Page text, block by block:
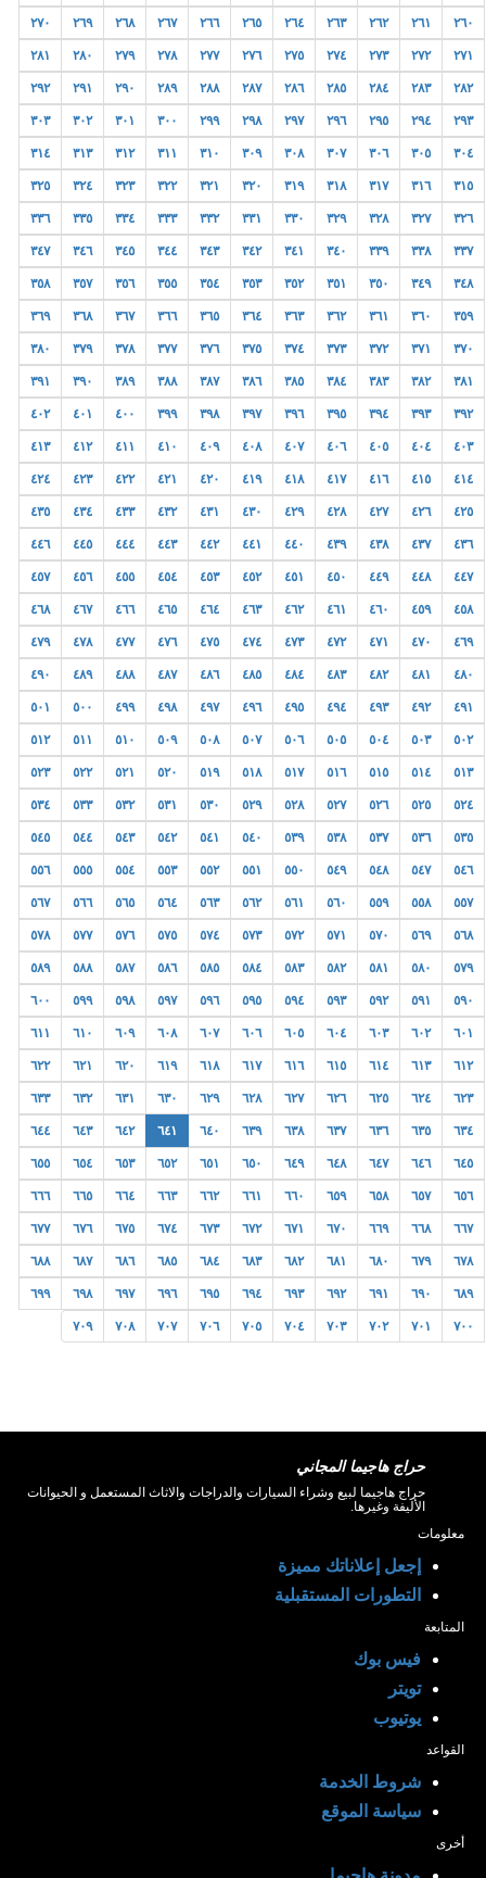
٢٦٠ ٢٦١ ٢٦٢ ٢٦٣ ٢٦٤ ٢٦٥ ٢٦٦ ٢٦٧ ٢٦٨ ٢٦٩ ٢٧٠
٢٧١ ٢٧٢ ٢٧٣ ٢٧٤ ٢٧٥ ٢٧٦ ٢٧٧ ٢٧٨ ٢٧٩ ٢٨٠ ٢٨١
٢٨٢ ٢٨٣ ٢٨٤ ٢٨٥ ٢٨٦ ٢٨٧ ٢٨٨ ٢٨٩ ٢٩٠ ٢٩١ ٢٩٢
٢٩٣ ٢٩٤ ٢٩٥ ٢٩٦ ٢٩٧ ٢٩٨ ٢٩٩ ٣٠٠ ٣٠١ ٣٠٢ ٣٠٣
٣٠٤ ٣٠٥ ٣٠٦ ٣٠٧ ٣٠٨ ٣٠٩ ٣١٠ ٣١١ ٣١٢ ٣١٣ ٣١٤
٣١٥ ٣١٦ ٣١٧ ٣١٨ ٣١٩ ٣٢٠ ٣٢١ ٣٢٢ ٣٢٣ ٣٢٤ ٣٢٥
٣٢٦ ٣٢٧ ٣٢٨ ٣٢٩ ٣٣٠ ٣٣١ ٣٣٢ ٣٣٣ ٣٣٤ ٣٣٥ ٣٣٦
٣٣٧ ٣٣٨ ٣٣٩ ٣٤٠ ٣٤١ ٣٤٢ ٣٤٣ ٣٤٤ ٣٤٥ ٣٤٦ ٣٤٧
٣٤٨ ٣٤٩ ٣٥٠ ٣٥١ ٣٥٢ ٣٥٣ ٣٥٤ ٣٥٥ ٣٥٦ ٣٥٧ ٣٥٨
٣٥٩ ٣٦٠ ٣٦١ ٣٦٢ ٣٦٣ ٣٦٤ ٣٦٥ ٣٦٦ ٣٦٧ ٣٦٨ ٣٦٩
٣٧٠ ٣٧١ ٣٧٢ ٣٧٣ ٣٧٤ ٣٧٥ ٣٧٦ ٣٧٧ ٣٧٨ ٣٧٩ ٣٨٠
٣٨١ ٣٨٢ ٣٨٣ ٣٨٤ ٣٨٥ ٣٨٦ ٣٨٧ ٣٨٨ ٣٨٩ ٣٩٠ ٣٩١
٣٩٢ ٣٩٣ ٣٩٤ ٣٩٥ ٣٩٦ ٣٩٧ ٣٩٨ ٣٩٩ ٤٠٠ ٤٠١ ٤٠٢
٤٠٣ ٤٠٤ ٤٠٥ ٤٠٦ ٤٠٧ ٤٠٨ ٤٠٩ ٤١٠ ٤١١ ٤١٢ ٤١٣
٤١٤ ٤١٥ ٤١٦ ٤١٧ ٤١٨ ٤١٩ ٤٢٠ ٤٢١ ٤٢٢ ٤٢٣ ٤٢٤
٤٢٥ ٤٢٦ ٤٢٧ ٤٢٨ ٤٢٩ ٤٣٠ ٤٣١ ٤٣٢ ٤٣٣ ٤٣٤ ٤٣٥
٤٣٦ ٤٣٧ ٤٣٨ ٤٣٩ ٤٤٠ ٤٤١ ٤٤٢ ٤٤٣ ٤٤٤ ٤٤٥ ٤٤٦
٤٤٧ ٤٤٨ ٤٤٩ ٤٥٠ ٤٥١ ٤٥٢ ٤٥٣ ٤٥٤ ٤٥٥ ٤٥٦ ٤٥٧
٤٥٨ ٤٥٩ ٤٦٠ ٤٦١ ٤٦٢ ٤٦٣ ٤٦٤ ٤٦٥ ٤٦٦ ٤٦٧ ٤٦٨
٤٦٩ ٤٧٠ ٤٧١ ٤٧٢ ٤٧٣ ٤٧٤ ٤٧٥ ٤٧٦ ٤٧٧ ٤٧٨ ٤٧٩
٤٨٠ ٤٨١ ٤٨٢ ٤٨٣ ٤٨٤ ٤٨٥ ٤٨٦ ٤٨٧ ٤٨٨ ٤٨٩ ٤٩٠
٤٩١ ٤٩٢ ٤٩٣ ٤٩٤ ٤٩٥ ٤٩٦ ٤٩٧ ٤٩٨ ٤٩٩ ٥٠٠ ٥٠١
٥٠٢ ٥٠٣ ٥٠٤ ٥٠٥ ٥٠٦ ٥٠٧ ٥٠٨ ٥٠٩ ٥١٠ ٥١١ ٥١٢
٥١٣ ٥١٤ ٥١٥ ٥١٦ ٥١٧ ٥١٨ ٥١٩ ٥٢٠ ٥٢١ ٥٢٢ ٥٢٣
٥٢٤ ٥٢٥ ٥٢٦ ٥٢٧ ٥٢٨ ٥٢٩ ٥٣٠ ٥٣١ ٥٣٢ ٥٣٣ ٥٣٤
٥٣٥ ٥٣٦ ٥٣٧ ٥٣٨ ٥٣٩ ٥٤٠ ٥٤١ ٥٤٢ ٥٤٣ ٥٤٤ ٥٤٥
٥٤٦ ٥٤٧ ٥٤٨ ٥٤٩ ٥٥٠ ٥٥١ ٥٥٢ ٥٥٣ ٥٥٤ ٥٥٥ ٥٥٦
٥٥٧ ٥٥٨ ٥٥٩ ٥٦٠ ٥٦١ ٥٦٢ ٥٦٣ ٥٦٤ ٥٦٥ ٥٦٦ ٥٦٧
٥٦٨ ٥٦٩ ٥٧٠ ٥٧١ ٥٧٢ ٥٧٣ ٥٧٤ ٥٧٥ ٥٧٦ ٥٧٧ ٥٧٨
٥٧٩ ٥٨٠ ٥٨١ ٥٨٢ ٥٨٣ ٥٨٤ ٥٨٥ ٥٨٦ ٥٨٧ ٥٨٨ ٥٨٩
٥٩٠ ٥٩١ ٥٩٢ ٥٩٣ ٥٩٤ ٥٩٥ ٥٩٦ ٥٩٧ ٥٩٨ ٥٩٩ ٦٠٠
٦٠١ ٦٠٢ ٦٠٣ ٦٠٤ ٦٠٥ ٦٠٦ ٦٠٧ ٦٠٨ ٦٠٩ ٦١٠ ٦١١
٦١٢ ٦١٣ ٦١٤ ٦١٥ ٦١٦ ٦١٧ ٦١٨ ٦١٩ ٦٢٠ ٦٢١ ٦٢٢
٦٢٣ ٦٢٤ ٦٢٥ ٦٢٦ ٦٢٧ ٦٢٨ ٦٢٩ ٦٣٠ ٦٣١ ٦٣٢ ٦٣٣
٦٣٤ ٦٣٥ ٦٣٦ ٦٣٧ ٦٣٨ ٦٣٩ ٦٤٠ ٦٤١ ٦٤٢ ٦٤٣ ٦٤٤
٦٤٥ ٦٤٦ ٦٤٧ ٦٤٨ ٦٤٩ ٦٥٠ ٦٥١ ٦٥٢ ٦٥٣ ٦٥٤ ٦٥٥
٦٥٦ ٦٥٧ ٦٥٨ ٦٥٩ ٦٦٠ ٦٦١ ٦٦٢ ٦٦٣ ٦٦٤ ٦٦٥ ٦٦٦
٦٦٧ ٦٦٨ ٦٦٩ ٦٧٠ ٦٧١ ٦٧٢ ٦٧٣ ٦٧٤ ٦٧٥ ٦٧٦ ٦٧٧
٦٧٨ ٦٧٩ ٦٨٠ ٦٨١ ٦٨٢ ٦٨٣ ٦٨٤ ٦٨٥ ٦٨٦ ٦٨٧ ٦٨٨
٦٨٩ ٦٩٠ ٦٩١ ٦٩٢ ٦٩٣ ٦٩٤ ٦٩٥ ٦٩٦ ٦٩٧ ٦٩٨ ٦٩٩
٧٠٠ ٧٠١ ٧٠٢ ٧٠٣ ٧٠٤ ٧٠٥ ٧٠٦ ٧٠٧ ٧٠٨ ٧٠٩
حراج هاجيما المجاني
حراج هاجيما لبيع وشراء السيارات والدراجات والاثاث المستعمل و الحيوانات
الأليفة وغيرها.
معلومات
إجعل إعلاناتك مميزة
التطورات المستقبلية
المتابعة
فيس بوك
تويتر
يوتيوب
القواعد
شروط الخدمة
سياسة الموقع
أخرى